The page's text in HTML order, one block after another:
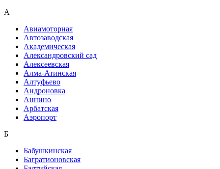
А
Авиамоторная
Автозаводская
Академическая
Александровский сад
Алексеевская
Алма-Атинская
Алтуфьево
Андроновка
Аннино
Арбатская
Аэропорт
Б
Бабушкинская
Багратионовская